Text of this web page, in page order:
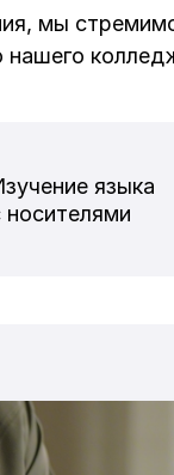
мы
языка
носителями